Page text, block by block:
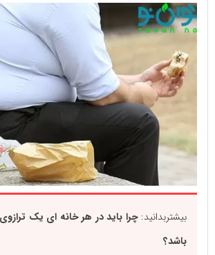
بیشتربدانید:چرا باید در هر خانه ای یک
باشد؟